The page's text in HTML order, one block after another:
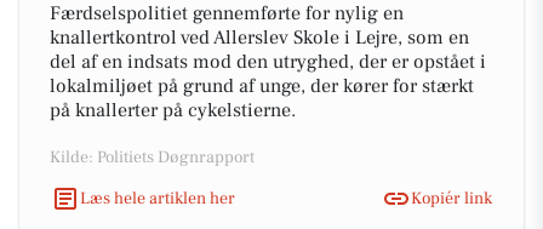
Færdselspolitiet gennemførte for nylig en
knallertkontrol ved Allerslev Skole i Lejre, som en
del af en indsats mod den utryghed, der er opstået i
lokalmiljøet på grund af unge, der kører for stærkt
på knallerter på cykelstierne.
Kilde: Politiets Døgnrapport
Læs hele artiklen her
Kopiér link